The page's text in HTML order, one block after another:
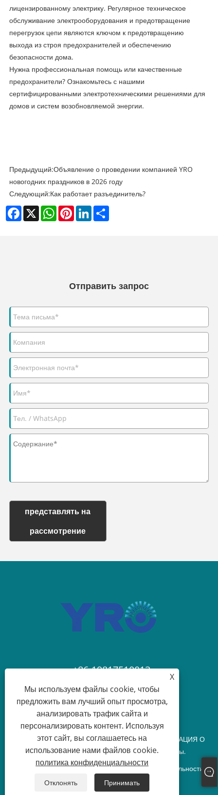
лицензированному электрику. Регулярное техническое
обслуживание электрооборудования и предотвращение
перегрузок цепи являются ключом к предотвращению
выхода из строя предохранителей и обеспечению
безопасности дома.
Нужна профессиональная помощь или качественные
предохранители? Ознакомьтесь с нашими
сертифицированными электротехническими решениями для
домов и систем возобновляемой энергии.
Предыдущий:Объявление о проведении компанией YRO
новогодних праздников в 2026 году
Следующий:Как работает разъединитель?
Facebook
X WhatsAppPinterestLinkedIn
Отправить запрос
представлять на
рассмотрение
+86-19817510013
contact@yroele.com
Авторские права © 2024 ЧЖЭЦЗЯНСКАЯ ИНФОРМАЦИЯ О
НОВОЙ ЭНЕРГИИ, ООО. Все права защищены.
Sitemap RSS XML политика конфиденциальности
X
Мы используем файлы cookie, чтобы
предложить вам лучший опыт просмотра,
анализировать трафик сайта и
персонализировать контент. Используя
этот сайт, вы соглашаетесь на
использование нами файлов cookie.
политика конфиденциальности
Отклонять Принимать